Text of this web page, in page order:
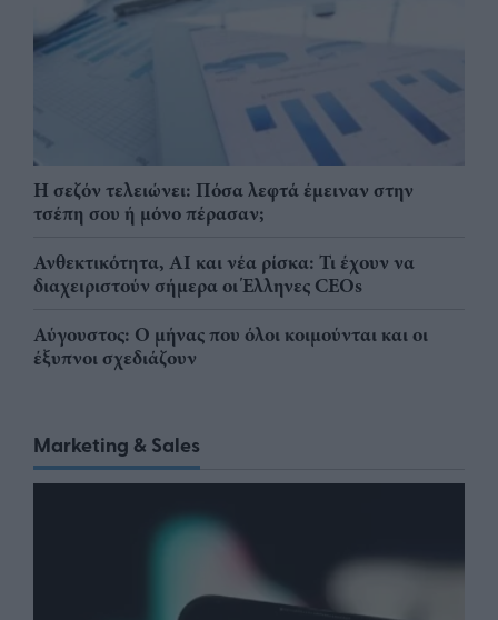
Η σεζόν τελειώνει: Πόσα λεφτά έμειναν στην
τσέπη σου ή μόνο πέρασαν;
Ανθεκτικότητα, AI και νέα ρίσκα: Τι έχουν να
διαχειριστούν σήμερα οι Έλληνες CEOs
Αύγουστος: Ο μήνας που όλοι κοιμούνται και οι
έξυπνοι σχεδιάζουν
Marketing & Sales